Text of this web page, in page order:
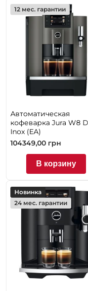
12 мес. гарантии
Автоматическая
кофеварка Jura W8
Inox (EA)
104349,00 грн
В корзину
Новинка
24 мес. гарантии